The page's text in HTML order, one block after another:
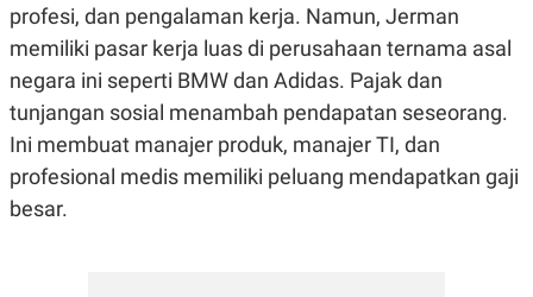
profesi, dan pengalaman kerja. Namun, Jerman
memiliki pasar kerja luas di perusahaan ternama asal
negara ini seperti BMW dan Adidas. Pajak dan
tunjangan sosial menambah pendapatan seseorang.
Ini membuat manajer produk, manajer TI, dan
profesional medis memiliki peluang mendapatkan gaji
besar.